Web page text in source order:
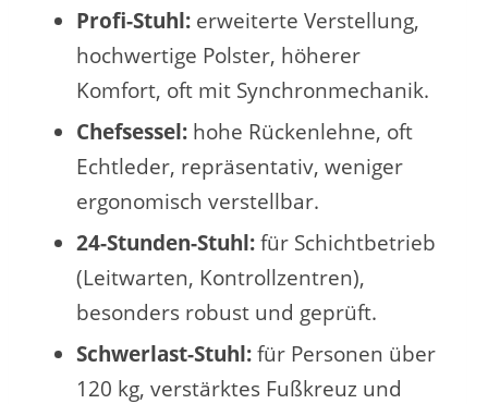
Profi-Stuhl: erweiterte Verstellung,
hochwertige Polster, höherer
Komfort, oft mit Synchronmechanik.
Chefsessel: hohe Rückenlehne, oft
Echtleder, repräsentativ, weniger
ergonomisch verstellbar.
24-Stunden-Stuhl:für Schichtbetrieb
(Leitwarten, Kontrollzentren),
besonders robust und geprüft.
Schwerlast-Stuhl:für Personen über
120 kg, verstärktes Fußkreuz und